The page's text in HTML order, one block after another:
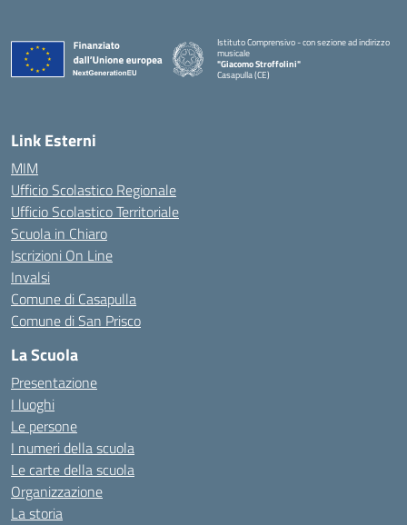
Istituto Comprensivo - con sezione ad indirizzo
musicale
"Giacomo Stroffolini"
Casapulla (CE)
Link Esterni
MIM
Ufficio Scolastico Regionale
Ufficio Scolastico Territoriale
Scuola in Chiaro
Iscrizioni On Line
Invalsi
Comune di Casapulla
Comune di San Prisco
La Scuola
Presentazione
I luoghi
Le persone
I numeri della scuola
Le carte della scuola
Organizzazione
La storia